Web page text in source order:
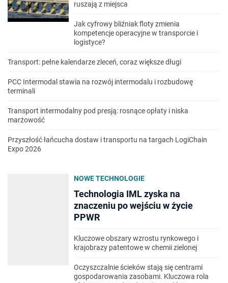
ruszają z miejsca
Jak cyfrowy bliźniak floty zmienia
kompetencje operacyjne w transporcie i
logistyce?
Transport: pełne kalendarze zleceń, coraz większe długi
PCC Intermodal stawia na rozwój intermodalu i rozbudowę
terminali
Transport intermodalny pod presją: rosnące opłaty i niska
marżowość
Przyszłość łańcucha dostaw i transportu na targach LogiChain
Expo 2026
NOWE TECHNOLOGIE
Technologia IML zyska na
znaczeniu po wejściu w życie
PPWR
Kluczowe obszary wzrostu rynkowego i
krajobrazy patentowe w chemii zielonej
Oczyszczalnie ścieków stają się centrami
gospodarowania zasobami. Kluczowa rola